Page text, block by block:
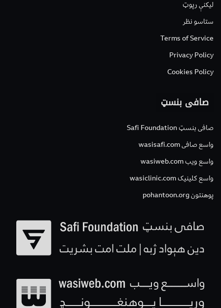
لیکنې رپوټ
ستاسو نظر
Terms of Service
Privacy Policy
Cookies Policy
صافی بنسټ
صافی بنسټ Safi Foundation
واسع صافی wasisafi.com
واسع ویب wasiweb.com
واسع کلینیک wasiclinic.com
پوهنتون pohantoon.org